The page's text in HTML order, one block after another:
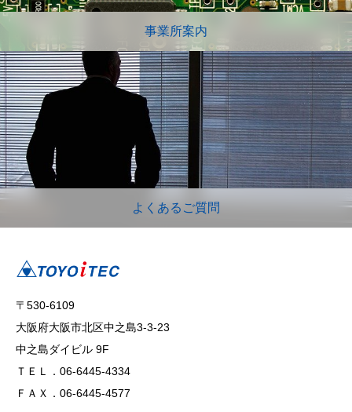
事業所案内
よくあるご質問
〒530-6109
大阪府大阪市北区中之島3-3-23
中之島ダイビル 9F
ＴＥＬ．06-6445-4334
ＦＡＸ．06-6445-4577